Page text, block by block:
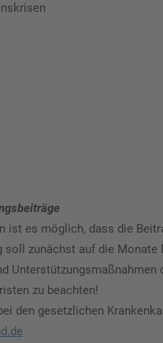
ist es möglich, dass die
soll zunächst auf die
Unterstützungsmaßnahmen
zu beachten!
den gesetzlichen